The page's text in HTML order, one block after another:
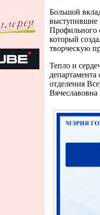
Большой
выступившие
Профильного
который
творческую
Тепло и
отделения